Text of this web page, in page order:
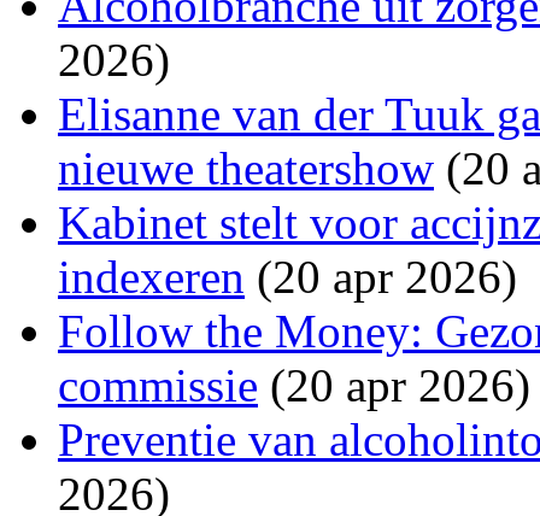
2026)
Elisanne van der Tuuk
nieuwe theatershow (20
Kabinet stelt voor
indexeren (20 apr 2026)
Follow the Money:
commissie (20 apr 2026)
Preventie van
2026)